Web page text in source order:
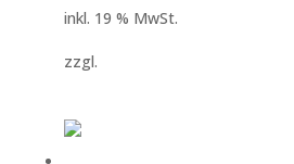
inkl. 19 % MwSt.
zzgl.